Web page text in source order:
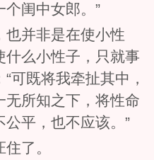
闺中女郎。”
也并非是在使小性
什么小性子，只就事
可既将我牵扯其中，
无所知之下，将性命
平，也不应该。”
了。